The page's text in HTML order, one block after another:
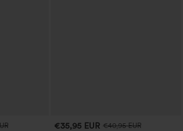
€35,95 EUR €40,95 EUR